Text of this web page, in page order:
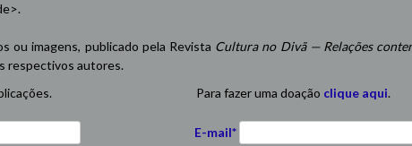
>.
ou imagens, publicado pela Revista Cultura no Divã — Relações
respectivos autores.
Para fazer uma doação clique aqui.
E-mail*